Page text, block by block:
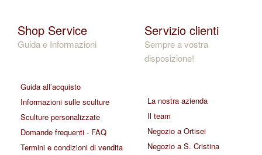
Shop Service
Guida e Informazioni
Guida all’acquisto
Informazioni sulle sculture
Sculture personalizzate
Domande frequenti - FAQ
Termini e condizioni di vendita
Servizio clienti
Sempre a vostra
disposizione!
La nostra azienda
Il team
Negozio a Ortisei
Negozio a S. Cristina